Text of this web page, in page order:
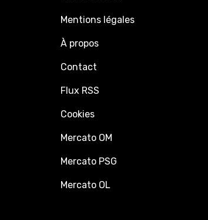
Mentions légales
À propos
Contact
Flux RSS
Cookies
Mercato OM
Mercato PSG
Mercato OL